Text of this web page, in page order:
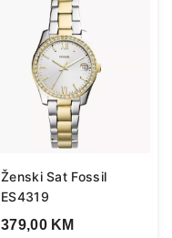
Ženski Sat Fossil
ES4319
379,00 KM